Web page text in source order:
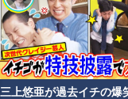
三上悠亜が過去イチの爆